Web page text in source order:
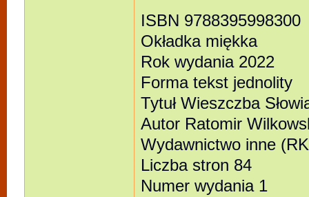
ISBN 9788395998300
Okładka miękka
Rok wydania 2022
Forma tekst jednolity
Tytuł Wieszczba
Autor Ratomir
Wydawnictwo inne
Liczba stron 84
Numer wydania 1